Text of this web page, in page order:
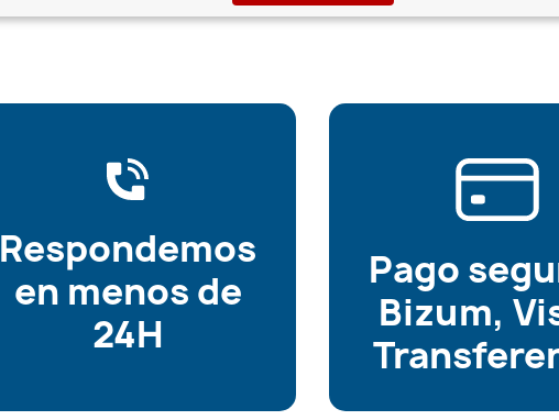
Respondemos
en menos de
24H
Pago
Bizum,